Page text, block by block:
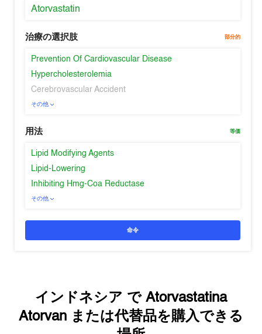
Atorvastatin
治療の選択肢 部分的
Prevention Of Cardiovascular Disease
Hypercholesterolemia
Cerebrovascular Accident
その他
用法 等価
Lipid Modifying Agents
Lipid-Lowering
Inhibiting Hmg-Coa Reductase
その他
命令
インドネシア で Atorvastatina
Atorvan または代替品を購入できる